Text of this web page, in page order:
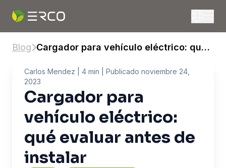
Blog Cargador para vehículo eléctrico: qué
Carlos Mendez | 4 min | Publicado noviembre 24,
2023
Cargador para
vehículo eléctrico:
qué evaluar antes de
instalar